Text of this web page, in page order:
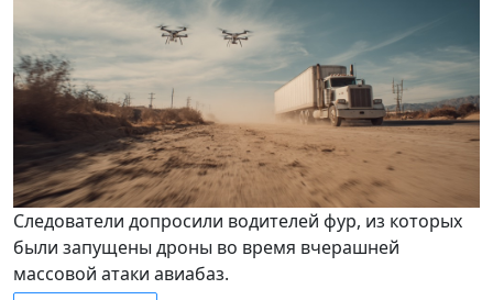
Следователи допросили водителей фур, из которых
были запущены дроны во время вчерашней
массовой атаки авиабаз.